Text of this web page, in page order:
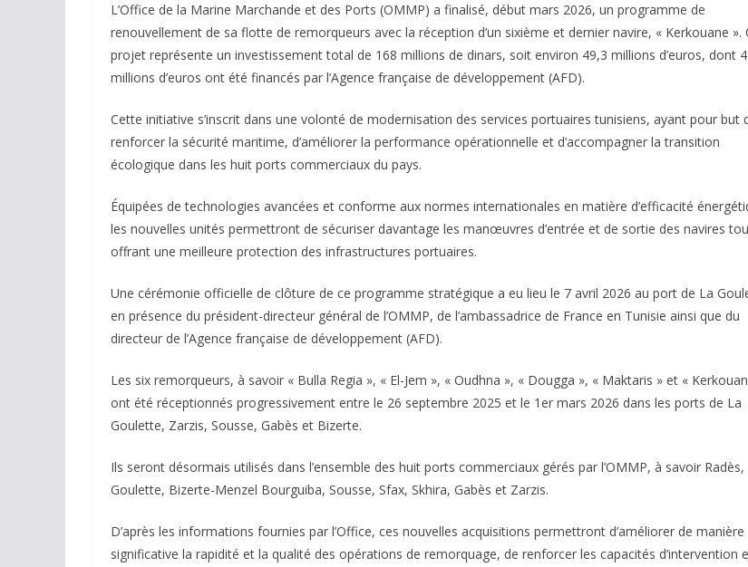
L’Office de la Marine Marchande et des Ports (OMMP) a finalisé, début mars 2026, un programme de
renouvellement de sa flotte de remorqueurs avec la réception d’un sixième et dernier navire, « Kerkouane ».
projet représente un investissement total de 168 millions de dinars, soit environ 49,3 millions d’euros, dont
millions d’euros ont été financés par l’Agence française de développement (AFD).
Cette initiative s’inscrit dans une volonté de modernisation des services portuaires tunisiens, ayant pour but
renforcer la sécurité maritime, d’améliorer la performance opérationnelle et d’accompagner la transition
écologique dans les huit ports commerciaux du pays.
Équipées de technologies avancées et conforme aux normes internationales en matière d’efficacité
les nouvelles unités permettront de sécuriser davantage les manœuvres d’entrée et de sortie des navires
offrant une meilleure protection des infrastructures portuaires.
Une cérémonie officielle de clôture de ce programme stratégique a eu lieu le 7 avril 2026 au port de La
en présence du président-directeur général de l’OMMP, de l’ambassadrice de France en Tunisie ainsi que du
directeur de l’Agence française de développement (AFD).
Les six remorqueurs, à savoir « Bulla Regia », « El-Jem », « Oudhna », « Dougga », « Maktaris » et «
ont été réceptionnés progressivement entre le 26 septembre 2025 et le 1er mars 2026 dans les ports de La
Goulette, Zarzis, Sousse, Gabès et Bizerte.
Ils seront désormais utilisés dans l’ensemble des huit ports commerciaux gérés par l’OMMP, à savoir Radès,
Goulette, Bizerte-Menzel Bourguiba, Sousse, Sfax, Skhira, Gabès et Zarzis.
D’après les informations fournies par l’Office, ces nouvelles acquisitions permettront d’améliorer de manière
significative la rapidité et la qualité des opérations de remorquage, de renforcer les capacités d’intervention